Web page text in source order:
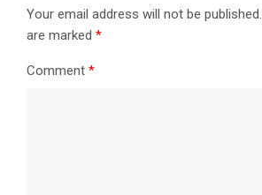
Your email address will not be published.
are marked *
Comment *